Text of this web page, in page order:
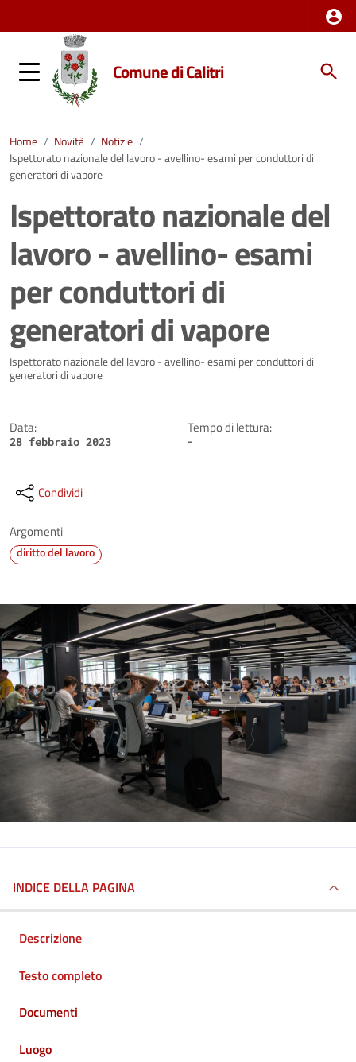
Comune di Calitri
Home / Novità / Notizie /
Ispettorato nazionale del lavoro - avellino- esami per conduttori di
generatori di vapore
Ispettorato nazionale del
lavoro - avellino- esami
per conduttori di
generatori di vapore
Dettagli della notizia
Ispettorato nazionale del lavoro - avellino- esami per conduttori di
generatori di vapore
Data:
28 febbraio 2023
Tempo di lettura:
-
Condividi
Argomenti
diritto del lavoro
INDICE DELLA PAGINA
Descrizione
Testo completo
Documenti
Luogo